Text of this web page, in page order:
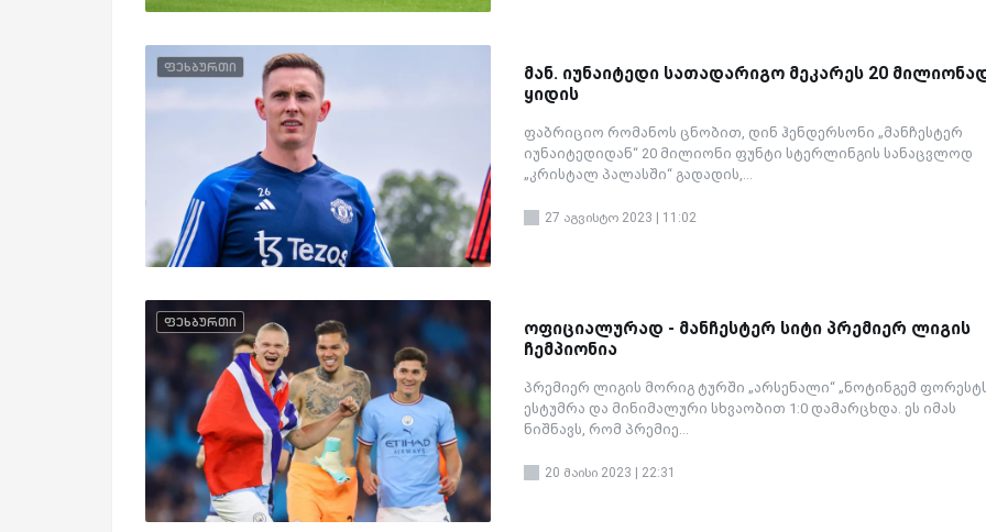
ფეხბურთი
მან. იუნაიტედი სათადარიგო მეკარეს 20
ყიდის
ფაბრიციო რომანოს ცნობით, დინ ჰენდერსონი „მანჩესტერ
იუნაიტედიდან“ 20 მილიონი ფუნტი სტერლინგის სანაცვლოდ
„კრისტალ პალასში“ გადადის,...
27 აგვისტო 2023 | 11:02
ფეხბურთი
ოფიციალურად - მანჩესტერ სიტი პრემიერ ლიგის
ჩემპიონია
პრემიერ ლიგის მორიგ ტურში „არსენალი“ „ნოტინგემ
ესტუმრა და მინიმალური სხვაობით 1:0 დამარცხდა. ეს იმას
ნიშნავს, რომ პრემიე...
20 მაისი 2023 | 22:31